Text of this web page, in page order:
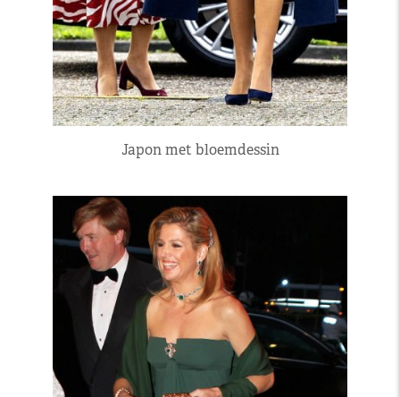
Japon met bloemdessin